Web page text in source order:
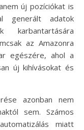
új pozíciókat is
generált adatok
az Amazonra
egészére, ahol a
új kihívásokat és
azonban nem
sem. Számos
miatt